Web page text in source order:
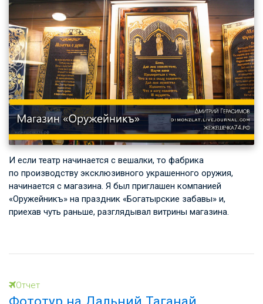
И если театр начинается с вешалки, то фабрика
по производству эксклюзивного украшенного оружия,
начинается с магазина. Я был приглашен компанией
«Оружейникъ» на праздник «Богатырские забавы» и,
приехав чуть раньше, разглядывал витрины магазина.
Отчет